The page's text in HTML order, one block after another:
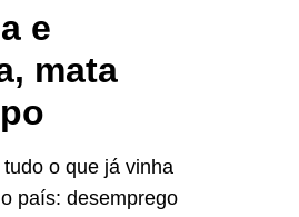
e
mata
o que já vinha
país: desemprego